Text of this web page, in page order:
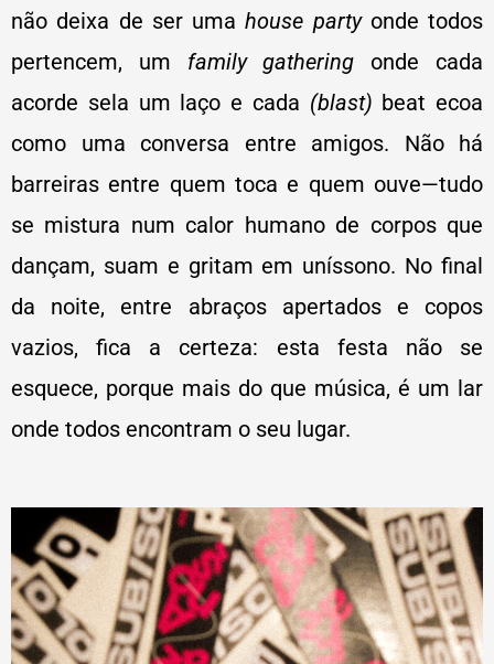
não deixa de ser umahouse partyonde todos
pertencem, um family gathering onde cada
acorde sela um laço e cada (blast) beat ecoa
como uma conversa entre amigos. Não há
barreiras entre quem toca e quem ouve—tudo
se mistura num calor humano de corpos que
dançam, suam e gritam em uníssono. No final
da noite, entre abraços apertados e copos
vazios, fica a certeza: esta festa não se
esquece, porque mais do que música, é um lar
onde todos encontram o seu lugar.